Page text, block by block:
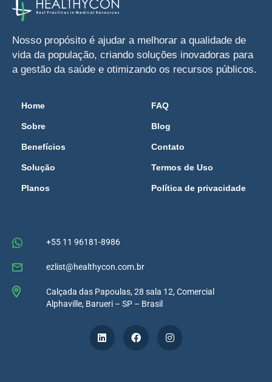
Nosso propósito é ajudar a melhorar a qualidade de
vida da população, criando soluções inovadoras para
a gestão da saúde e otimizando os recursos públicos.
Home
Sobre
Benefícios
Solução
Planos
FAQ
Blog
Contato
Termos de Uso
Política de privacidade
+55 11 96181-8986
ezlist@healthycon.com.br
Calçada das Papoulas, 28 sala 12, Comercial
Alphaville, Barueri – SP – Brasil